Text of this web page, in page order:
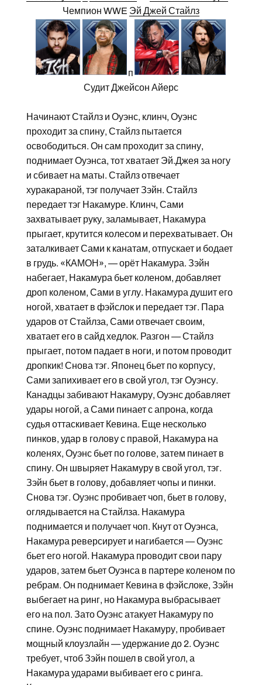
Чемпион WWE Эй Джей Стайлз
п
Судит Джейсон Айерс
Начинают Стайлз и Оуэнс, клинч, Оуэнс
проходит за спину, Стайлз пытается
освободиться. Он сам проходит за спину,
поднимает Оуэнса, тот хватает Эй.Джея за ногу
и сбивает на маты. Стайлз отвечает
хуракараной, тэг получает Зэйн. Стайлз
передает тэг Накамуре. Клинч, Сами
захватывает руку, заламывает, Накамура
прыгает, крутится колесом и перехватывает. Он
заталкивает Сами к канатам, отпускает и бодает
в грудь. «КАМОН», — орёт Накамура. Зэйн
набегает, Накамура бьет коленом, добавляет
дроп коленом, Сами в углу. Накамура душит его
ногой, хватает в фэйслок и передает тэг. Пара
ударов от Стайлза, Сами отвечает своим,
хватает его в сайд хедлок. Разгон — Стайлз
прыгает, потом падает в ноги, и потом проводит
дропкик! Снова тэг. Японец бьет по корпусу,
Сами запихивает его в свой угол, тэг Оуэнсу.
Канадцы забивают Накамуру, Оуэнс добавляет
удары ногой, а Сами пинает с апрона, когда
судья оттаскивает Кевина. Еще несколько
пинков, удар в голову с правой, Накамура на
коленях, Оуэнс бьет по голове, затем пинает в
спину. Он швыряет Накамуру в свой угол, тэг.
Зэйн бьет в голову, добавляет чопы и пинки.
Снова тэг. Оуэнс пробивает чоп, бьет в голову,
оглядывается на Стайлза. Накамура
поднимается и получает чоп. Кнут от Оуэнса,
Накамура реверсирует и нагибается — Оуэнс
бьет его ногой. Накамура проводит свои пару
ударов, затем бьет Оуэнса в партере коленом по
ребрам. Он поднимает Кевина в фэйслоке, Зэйн
выбегает на ринг, но Накамура выбрасывает
его на пол. Зато Оуэнс атакует Накамуру по
спине. Оуэнс поднимает Накамуру, пробивает
мощный клоузлайн — удержание до 2. Оуэнс
требует, чтоб Зэйн пошел в свой угол, а
Накамура ударами выбивает его с ринга.